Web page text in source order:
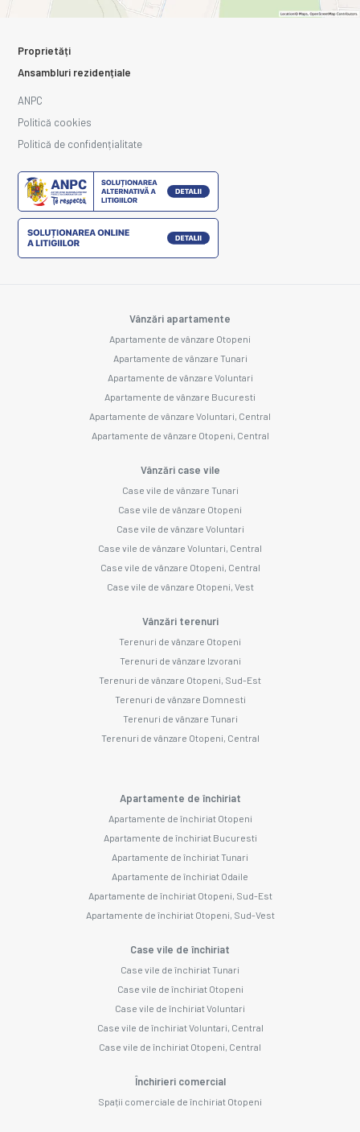
Proprietăți
Ansambluri rezidențiale
ANPC
Politică cookies
Politică de confidențialitate
Vânzări apartamente
Apartamente de vânzare Otopeni
Apartamente de vânzare Tunari
Apartamente de vânzare Voluntari
Apartamente de vânzare Bucuresti
Apartamente de vânzare Voluntari, Central
Apartamente de vânzare Otopeni, Central
Vânzări case vile
Case vile de vânzare Tunari
Case vile de vânzare Otopeni
Case vile de vânzare Voluntari
Case vile de vânzare Voluntari, Central
Case vile de vânzare Otopeni, Central
Case vile de vânzare Otopeni, Vest
Vânzări terenuri
Terenuri de vânzare Otopeni
Terenuri de vânzare Izvorani
Terenuri de vânzare Otopeni, Sud-Est
Terenuri de vânzare Domnesti
Terenuri de vânzare Tunari
Terenuri de vânzare Otopeni, Central
Apartamente de închiriat
Apartamente de închiriat Otopeni
Apartamente de închiriat Bucuresti
Apartamente de închiriat Tunari
Apartamente de închiriat Odaile
Apartamente de închiriat Otopeni, Sud-Est
Apartamente de închiriat Otopeni, Sud-Vest
Case vile de închiriat
Case vile de închiriat Tunari
Case vile de închiriat Otopeni
Case vile de închiriat Voluntari
Case vile de închiriat Voluntari, Central
Case vile de închiriat Otopeni, Central
Închirieri comercial
Spații comerciale de închiriat Otopeni